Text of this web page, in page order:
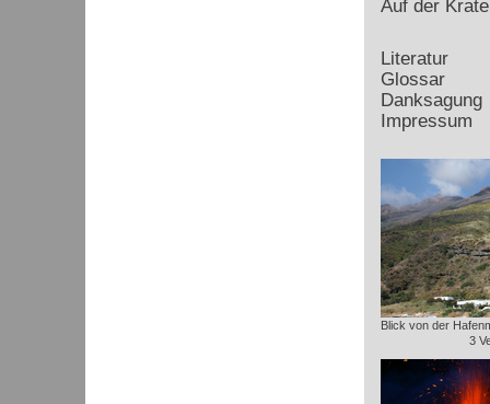
Auf der
Literatur
Glossar
Danksagung
Impressum
Blick von der
3